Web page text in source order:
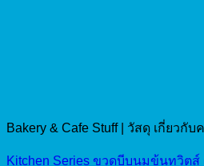
Bakery & Cafe Stuff | วัสดุ เกี่ยวกับ
Kitchen Series ขวดบีบนมข้นทวิตส์